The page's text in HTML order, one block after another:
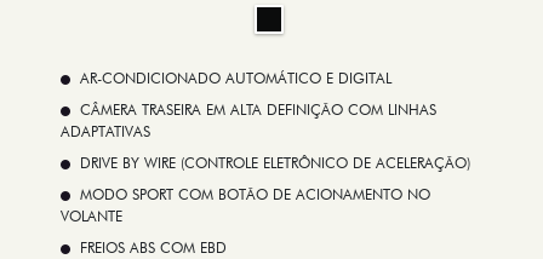
AR-CONDICIONADO AUTOMÁTICO E DIGITAL
CÂMERA TRASEIRA EM ALTA DEFINIÇÃO COM LINHAS
ADAPTATIVAS
DRIVE BY WIRE (CONTROLE ELETRÔNICO DE ACELERAÇÃO)
MODO SPORT COM BOTÃO DE ACIONAMENTO NO
VOLANTE
FREIOS ABS COM EBD